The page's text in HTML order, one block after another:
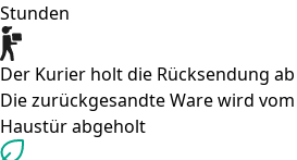
Stunden
Der Kurier holt die Rücksendung ab
Die zurückgesandte Ware wird
Haustür abgeholt